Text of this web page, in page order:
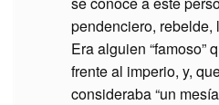
pendenciero, rebelde,
Era alguien “famoso”
frente al imperio, y,
consideraba “un